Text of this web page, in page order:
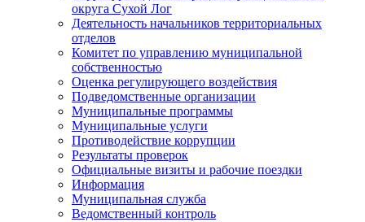
округа Сухой Лог
Деятельность начальников территориальных
отделов
Комитет по управлению муниципальной
собственностью
Оценка регулирующего воздействия
Подведомственные организации
Муниципальные программы
Муниципальные услуги
Противодействие коррупции
Результаты проверок
Официальные визиты и рабочие поездки
Информация
Муниципальная служба
Ведомственный контроль